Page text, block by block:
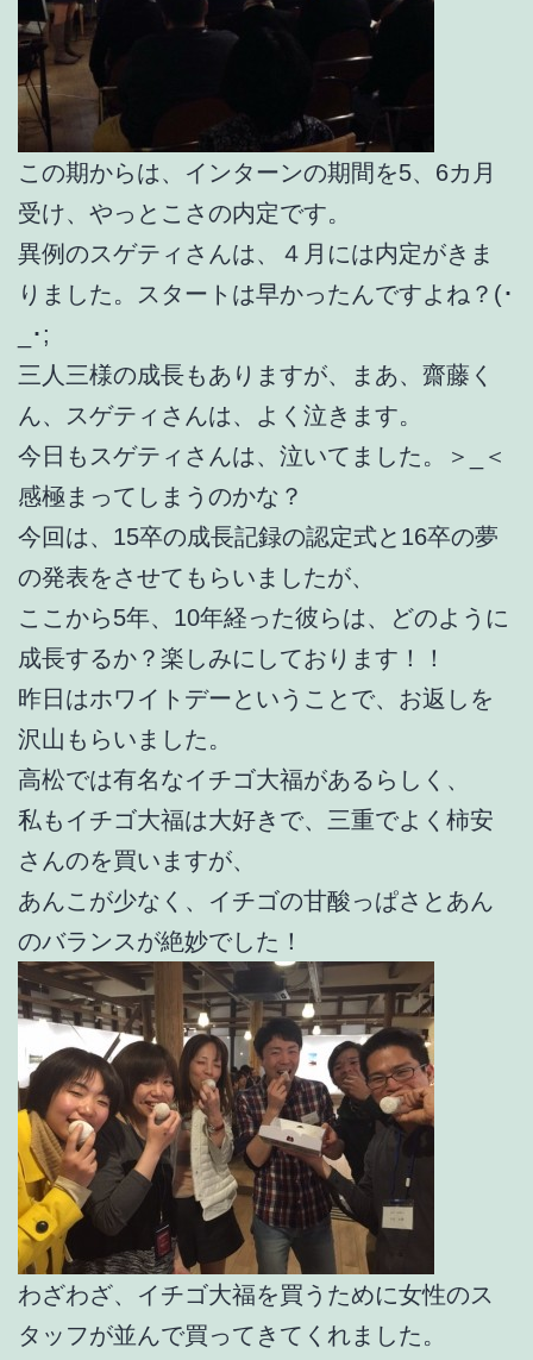
この期からは、インターンの期間を5、6カ月
受け、やっとこさの内定です。
異例のスゲティさんは、４月には内定がきま
りました。スタートは早かったんですよね？(･
_･;
三人三様の成長もありますが、まあ、齋藤く
ん、スゲティさんは、よく泣きます。
今日もスゲティさんは、泣いてました。＞_＜
感極まってしまうのかな？
今回は、15卒の成長記録の認定式と16卒の夢
の発表をさせてもらいましたが、
ここから5年、10年経った彼らは、どのように
成長するか？楽しみにしております！！
昨日はホワイトデーということで、お返しを
沢山もらいました。
高松では有名なイチゴ大福があるらしく、
私もイチゴ大福は大好きで、三重でよく柿安
さんのを買いますが、
あんこが少なく、イチゴの甘酸っぱさとあん
のバランスが絶妙でした！
わざわざ、イチゴ大福を買うために女性のス
タッフが並んで買ってきてくれました。